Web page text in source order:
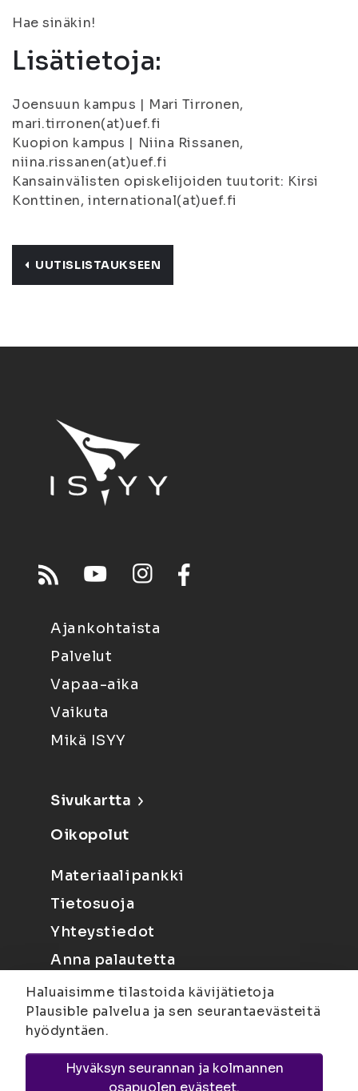
Hae sinäkin!
Lisätietoja:
Joensuun kampus | Mari Tirronen,
mari.tirronen(at)uef.fi
Kuopion kampus | Niina Rissanen,
niina.rissanen(at)uef.fi
Kansainvälisten opiskelijoiden tuutorit: Kirsi
Konttinen, international(at)uef.fi
UUTISLISTAUKSEEN
Ajankohtaista
Palvelut
Vapaa-aika
Vaikuta
Mikä ISYY
Sivukartta
Oikopolut
Materiaalipankki
Tietosuoja
Yhteystiedot
Anna palautetta
Joensuu Suvantokatu 6, 80100 Joensuu |
Haluaisimme tilastoida kävijätietoja
Plausible palvelua ja sen seurantaevästeitä
hyödyntäen.
Hyväksyn seurannan ja kolmannen
osapuolen evästeet.